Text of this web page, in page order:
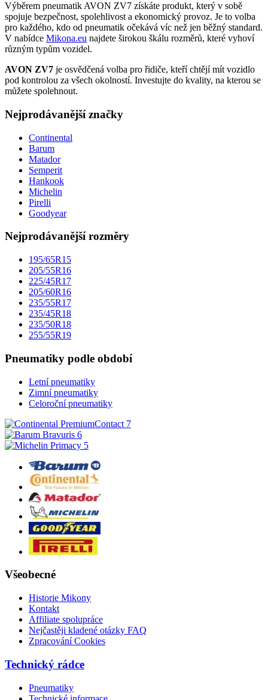
Výběrem pneumatik AVON ZV7 získáte produkt, který v sobě
spojuje bezpečnost, spolehlivost a ekonomický provoz. Je to volba
pro každého, kdo od pneumatik očekává víc než jen běžný standard.
V nabídce Mikona.eu najdete širokou škálu rozměrů, které vyhoví
různým typům vozidel.
AVON ZV7 je osvědčená volba pro řidiče, kteří chtějí mít vozidlo
pod kontrolou za všech okolností. Investujte do kvality, na kterou se
můžete spolehnout.
Nejprodávanější značky
Continental
Barum
Matador
Semperit
Hankook
Michelin
Pirelli
Goodyear
Nejprodávanější rozměry
195/65R15
205/55R16
225/45R17
205/60R16
235/55R17
235/45R18
235/50R18
255/55R19
Pneumatiky podle období
Letní pneumatiky
Zimní pneumatiky
Celoroční pneumatiky
Všeobecné
Historie Mikony
Kontakt
Affiliate spolupráce
Nejčastěji kladené otázky FAQ
Zpracování Cookies
Technický rádce
Pneumatiky